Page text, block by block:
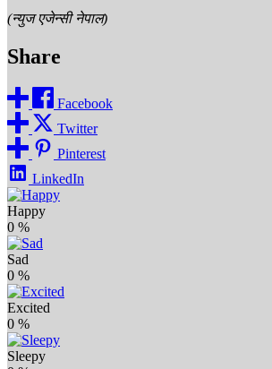
(न्युज एजेन्सी नेपाल)
Share
Facebook
Twitter
Pinterest
LinkedIn
Happy
0 %
Sad
0 %
Excited
0 %
Sleepy